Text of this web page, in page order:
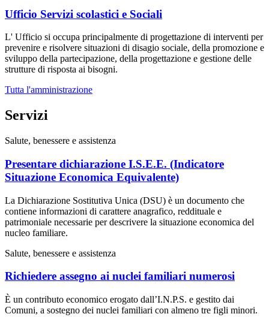
Ufficio Servizi scolastici e Sociali
L' Ufficio si occupa principalmente di progettazione di interventi per
prevenire e risolvere situazioni di disagio sociale, della promozione e
sviluppo della partecipazione, della progettazione e gestione delle
strutture di risposta ai bisogni.
Tutta l'amministrazione
Servizi
Salute, benessere e assistenza
Presentare dichiarazione I.S.E.E. (Indicatore
Situazione Economica Equivalente)
La Dichiarazione Sostitutiva Unica (DSU) è un documento che
contiene informazioni di carattere anagrafico, reddituale e
patrimoniale necessarie per descrivere la situazione economica del
nucleo familiare.
Salute, benessere e assistenza
Richiedere assegno ai nuclei familiari numerosi
È un contributo economico erogato dall’I.N.P.S. e gestito dai
Comuni, a sostegno dei nuclei familiari con almeno tre figli minori.